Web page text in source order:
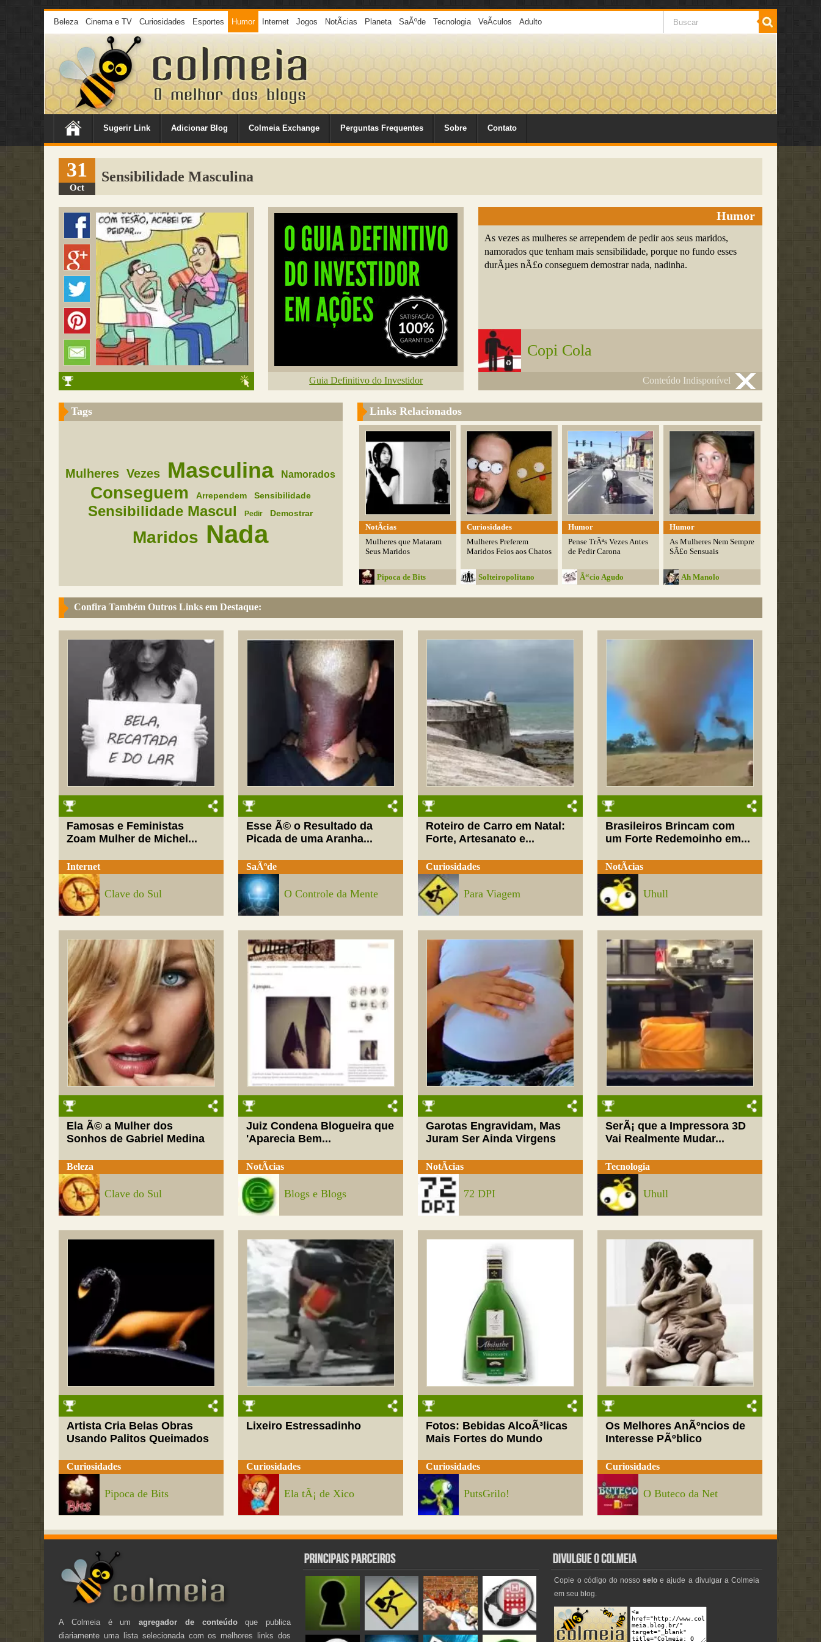
Beleza Cinema e TV Curiosidades Esportes Humor Internet Jogos NotÃ­cias Planeta SaÃºde Tecnologia VeÃ­culos Adulto
Sugerir Link Adicionar Blog Colmeia Exchange Perguntas Frequentes Sobre Contato
31
Oct
Sensibilidade Masculina
Guia Definitivo do Investidor
Humor
As vezes as mulheres se arrependem de pedir aos seus maridos,
namorados que tenham mais sensibilidade, porque no fundo esses
durÃµes nÃ£o conseguem demostrar nada, nadinha.
Copi Cola
Conteúdo Indisponível
Tags
Mulheres Vezes Masculina Namorados
Conseguem Arrependem Sensibilidade
Sensibilidade Mascul Pedir Demostrar
Maridos Nada
Links Relacionados
NotÃ­cias
Mulheres que Mataram
Seus Maridos
Pipoca de Bits
Curiosidades
Mulheres Preferem
Maridos Feios aos Chatos
Solteiropolitano
Humor
Pense TrÃªs Vezes Antes
de Pedir Carona
Ã“cio Agudo
Humor
As Mulheres Nem Sempre
SÃ£o Sensuais
Ah Manolo
Confira Também Outros Links em Destaque:
Famosas e Feministas
Zoam Mulher de Michel...
Internet
Clave do Sul
Esse Ã© o Resultado da
Picada de uma Aranha...
SaÃºde
O Controle da Mente
Roteiro de Carro em Natal:
Forte, Artesanato e...
Curiosidades
Para Viagem
Brasileiros Brincam com
um Forte Redemoinho em...
NotÃ­cias
Uhull
Ela Ã© a Mulher dos
Sonhos de Gabriel Medina
Beleza
Clave do Sul
Juiz Condena Blogueira que
'Aparecia Bem...
NotÃ­cias
Blogs e Blogs
Garotas Engravidam, Mas
Juram Ser Ainda Virgens
NotÃ­cias
72 DPI
SerÃ¡ que a Impressora 3D
Vai Realmente Mudar...
Tecnologia
Uhull
Artista Cria Belas Obras
Usando Palitos Queimados
Curiosidades
Pipoca de Bits
Lixeiro Estressadinho
Curiosidades
Ela tÃ¡ de Xico
Fotos: Bebidas AlcoÃ³licas
Mais Fortes do Mundo
Curiosidades
PutsGrilo!
Os Melhores AnÃºncios de
Interesse PÃºblico
Curiosidades
O Buteco da Net
A Colmeia é umagregador de conteúdoque publica
diariamente uma lista selecionada com os melhores links dos
Copie o código do nossoselo e ajude a divulgar a Colmeia
em seu blog.